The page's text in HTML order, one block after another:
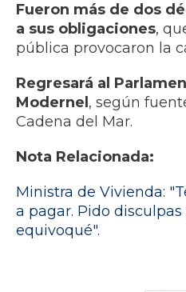
Fueron más de dos
a sus obligaciones,
pública provocaron la
Regresará al
Modernel, según
Cadena del Mar.
Nota Relacionada:
Ministra de Vivienda:
a pagar. Pido
equivoqué".